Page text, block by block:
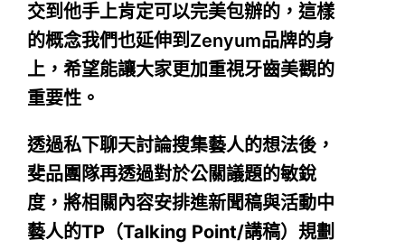
交到他手上肯定可以完美包辦的，這樣
的概念我們也延伸到Zenyum品牌的身
上，希望能讓大家更加重視牙齒美觀的
重要性。
透過私下聊天討論搜集藝人的想法後，
斐品團隊再透過對於公關議題的敏銳
度，將相關內容安排進新聞稿與活動中
藝人的TP（Talking Point/講稿）規劃